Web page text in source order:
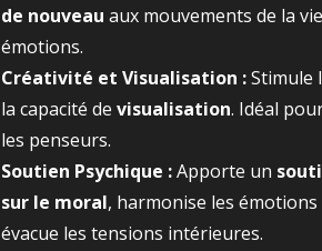
de nouveau aux mouvements de la
émotions.
Créativité et Visualisation :Stimule
la capacité de visualisation. Idéal
les penseurs.
Soutien Psychique :Apporte un
sur le moral, harmonise les émotions
évacue les tensions intérieures.